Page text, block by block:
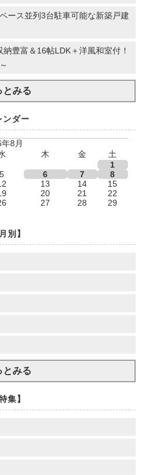
ース並列3台駐車可能な新築戸建
豊富＆16帖LDK＋洋風和室付！
とみる
ンダー
8月
木 金
土
1
5 6 7
8
13 14
15
20 21
22
27 28
29
別】
とみる
集】